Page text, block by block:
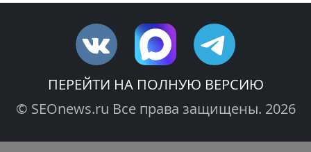
ПЕРЕЙТИ НА ПОЛНУЮ ВЕРСИЮ
© SEOnews.ru Все права защищены. 2026